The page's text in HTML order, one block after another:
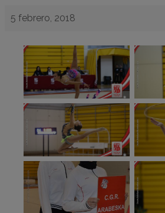
5 febrero, 2018